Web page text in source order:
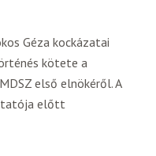
Géza kockázatai
kötete a
első elnökéről. A
előtt